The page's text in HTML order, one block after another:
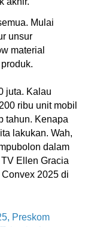
Mulai
unsur
material
juta. Kalau
ribu unit mobil
tahun. Kenapa
lakukan. Wah,
dalam
Ellen Gracia
2025 di
Preskom